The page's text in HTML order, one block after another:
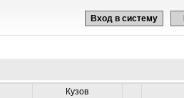
Вход в систему
Кузов